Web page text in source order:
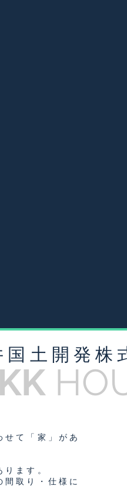
国土開発株
て「家」があ
ます。
間取り・仕様に